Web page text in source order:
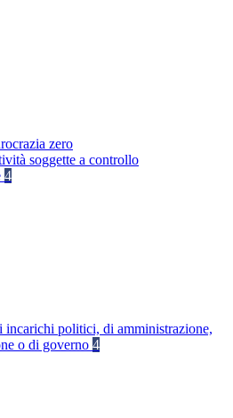
zero
soggette a controllo
4
incarichi politici, di amministrazione,
o di governo 4